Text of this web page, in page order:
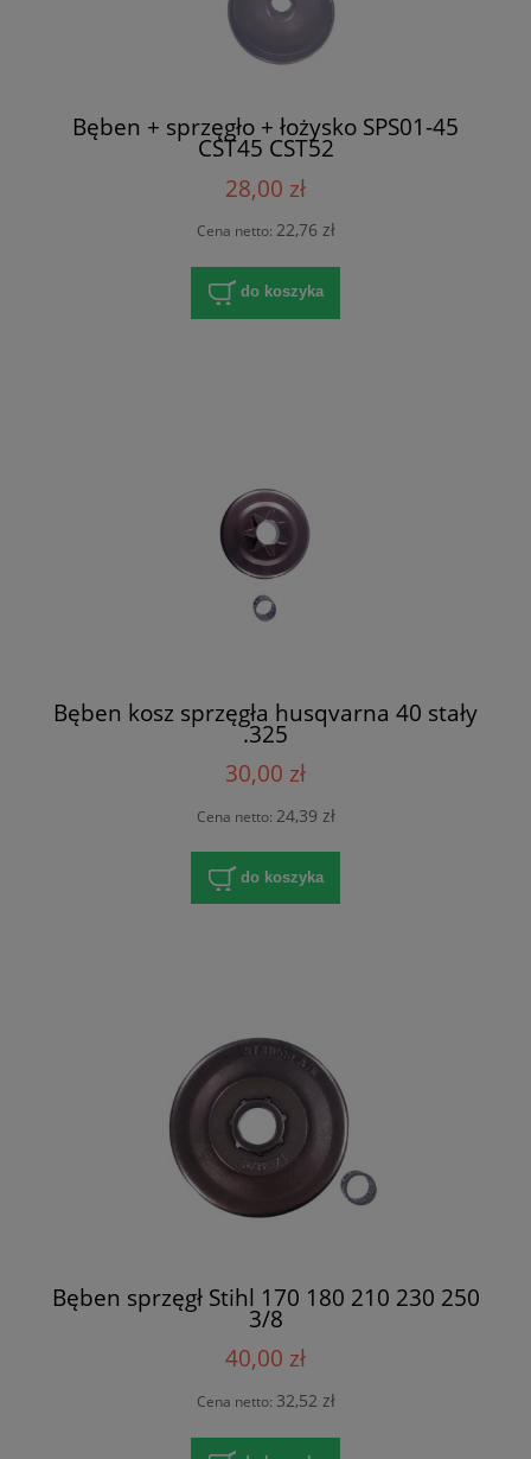
Bęben + sprzęgło + łożysko SPS01-45
CST45 CST52
28,00 zł
Cena netto: 22,76 zł
do koszyka
Bęben kosz sprzęgła husqvarna 40 stały
.325
30,00 zł
Cena netto: 24,39 zł
do koszyka
Bęben sprzęgł Stihl 170 180 210 230 250
3/8
40,00 zł
Cena netto: 32,52 zł